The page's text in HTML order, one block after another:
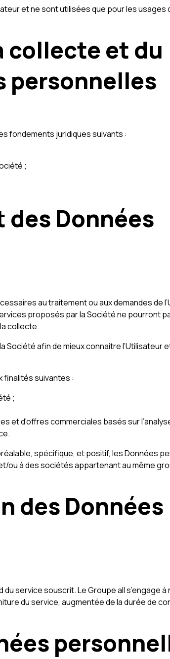
et ne sont utilisées que pour les usages
collecte et du
personnelles
fondements juridiques suivants :
;
Données
au traitement ou aux demandes de
proposés par la Société ne pourront
collecte.
afin de mieux connaitre l’Utilisateur
suivantes :
;
et d'offres commerciales basés sur
spécifique, et positif, les Données
à des sociétés appartenant au même
des Données
service souscrit. Le Groupe all s’engage
du service, augmentée de la durée de